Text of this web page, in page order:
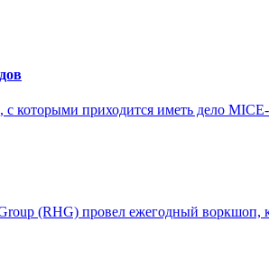
приходится иметь дело
(RHG) провел ежегодный воркшоп,